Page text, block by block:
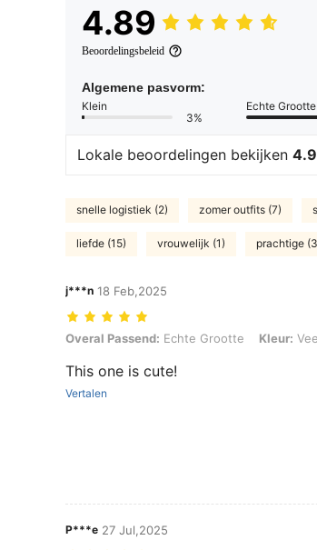
4.89
Beoordelingsbeleid
Algemene pasvorm:
Klein
3%
Echte Grootte
Lokale beoordelingen bekijken
snelle logistiek (2) zomer outfits (7)
liefde (15) vrouwelijk (1) prachtige
j***n 18 Feb,2025
Overal Passend: Echte Grootte, Kleur: Veel
Overal Passend: Echte Grootte Kleur:
This one is cute!
Vertalen
P***e 27 Jul,2025